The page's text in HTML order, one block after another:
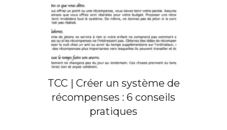
TCC | Créer un système de
récompenses : 6 conseils
pratiques